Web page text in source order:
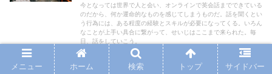
今となっては世界で人と会い、オンラインで英会話までできている
のだから、何か運命的なものを感じてしまうものだ。話を聞くとい
う行為には、ある程度の経験とスキルが必要になってくる。いろん
なことが上手い具合に繋がって、せいじはここまで来られた。毎
日、話をしていこう。
メニュー ホーム 検索 トップ サイドバー